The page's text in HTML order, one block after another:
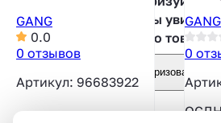
GANG
0.0
0 отзывов
Артикул: 96683922
чтобы увидеть
фото товара
Авторизоваться
GANG
0
ОСДН